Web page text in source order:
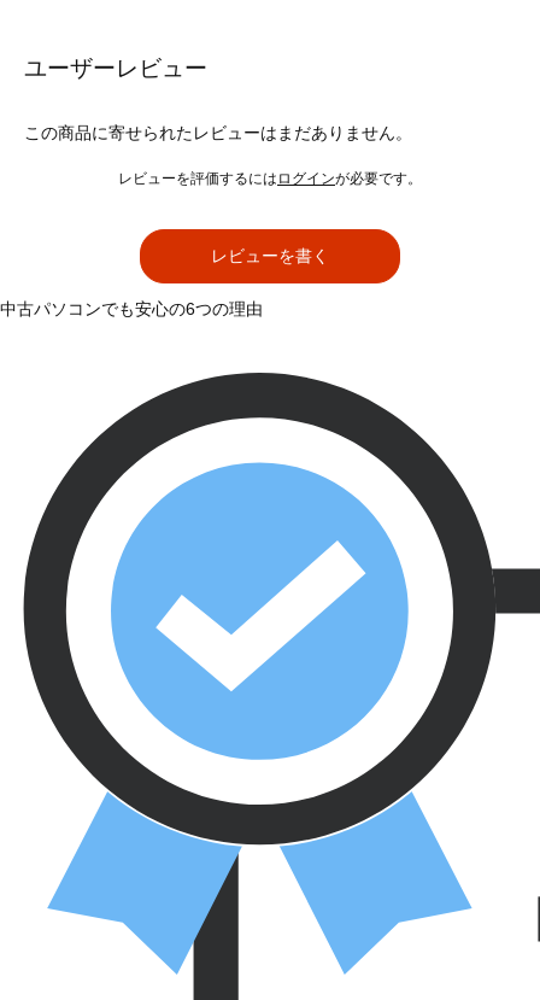
ユーザーレビュー
この商品に寄せられたレビューはまだありません。
レビューを評価するには ログインが必要です。
レビューを書く
中古パソコンでも安心の6つの理由